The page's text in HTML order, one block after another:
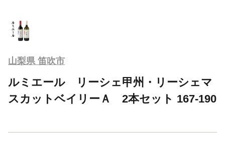
山梨県 笛吹市
ルミエール リーシェ甲州・リーシェマ
スカットベイリーＡ 2本セット 167-190